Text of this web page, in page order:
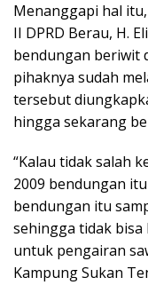
Menanggapi hal
II DPRD Berau, H.
bendungan beriwit
pihaknya sudah
tersebut
hingga sekarang
“Kalau tidak salah
2009 bendungan
bendungan itu
sehingga tidak
untuk pengairan
Kampung Sukan